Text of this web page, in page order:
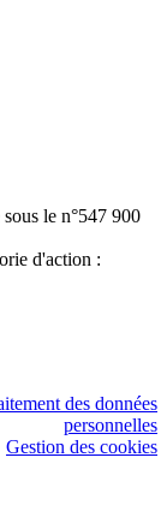
le n°547 900
d'action :
des données
personnelles
Gestion des cookies